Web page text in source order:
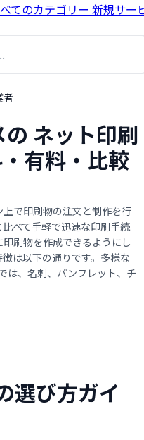
てのカテゴリー 新規サー
者
ネット印刷
有料・比較
で印刷物の注文と制作を行
べて手軽で迅速な印刷手続
刷物を作成できるようにし
は以下の通りです。多様な
は、名刺、パンフレット、チ
選び方ガイ